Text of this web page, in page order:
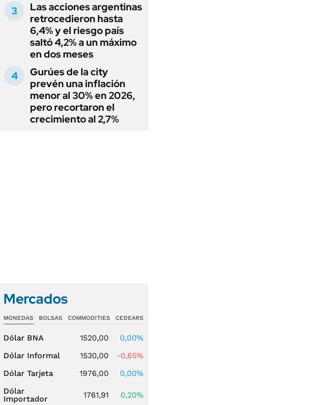
Las acciones argentinas
retrocedieron hasta
6,4% y el riesgo país
saltó 4,2% a un máximo
en dos meses
Gurúes de la city
prevén una inflación
menor al 30% en 2026,
pero recortaron el
crecimiento al 2,7%
Mercados
MONEDAS BOLSAS COMMODITIES CEDEARS
Dólar BNA 1520,00
0,00%
Dólar Informal
1530,00
-0,65%
Dólar Tarjeta
1976,00
0,00%
Dólar
Importador
1761,91 0,20%